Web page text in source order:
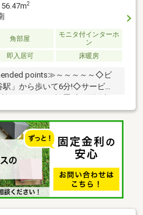
2
角部屋
モニタ付インターホ
ン
即入居可 床暖房
points≫～～～～～◇ビ
駅」から歩いて6分!◇サービス
陽当たり良好です!◇ライフやト
ビニも徒歩3分!◇オートロッ
充実の共用設備!◇ペット飼育
暮らせます!～～～～～～～～～
～～◆頭金0円から購入可!長
提携銀行多数、住宅ローンご相
てご案内!自宅まで送迎も可!◆
ていただきます!